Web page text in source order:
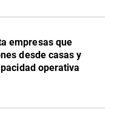
empresas que
desde casas y
operativa